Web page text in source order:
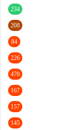
234
208
84
226
470
167
157
145